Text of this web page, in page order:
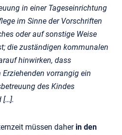
in einer Tageseinrichtung
im Sinne der Vorschriften
oder auf sonstige Weise
die zuständigen kommunalen
hinwirken, dass
vorrangig ein
des Kindes
[…].
müssen daher in den